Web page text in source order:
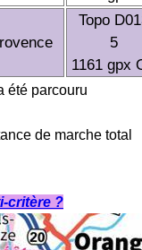
Topo
5
1161 gpx
été parcouru
de marche total
critère ?